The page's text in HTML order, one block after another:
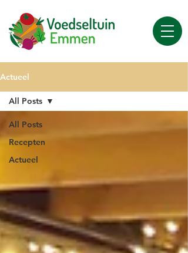
Actueel
All Posts
Recepten
Actueel
All Posts